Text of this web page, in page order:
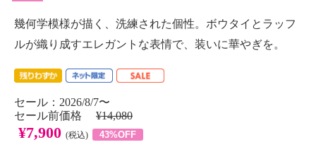
幾何学模様が描く、洗練された個性。ボウタイとラッフ
ルが織り成すエレガントな表情で、装いに華やぎを。
セール：2026/8/7〜
セール前価格 ¥14,080
¥7,900 (税込) 43%OFF